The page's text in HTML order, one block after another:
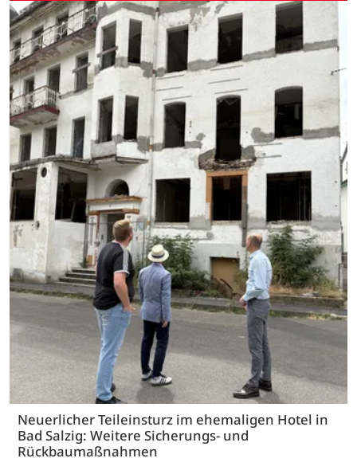
Neuerlicher Teileinsturz im ehemaligen Hotel in
Bad Salzig: Weitere Sicherungs- und
Rückbaumaßnahmen